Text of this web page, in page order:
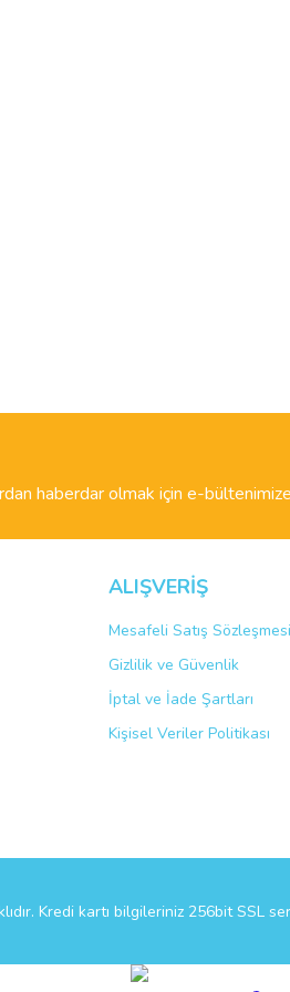
veya görüntülenemiyor.
olmalı.
haberdar olmak için e-
ALIŞVERİŞ
Mesafeli Satış Sözleşmesi
Gizlilik ve Güvenlik
İptal ve İade Şartları
Kişisel Veriler Politikası
Kredi kartı bilgileriniz 256bit SSL